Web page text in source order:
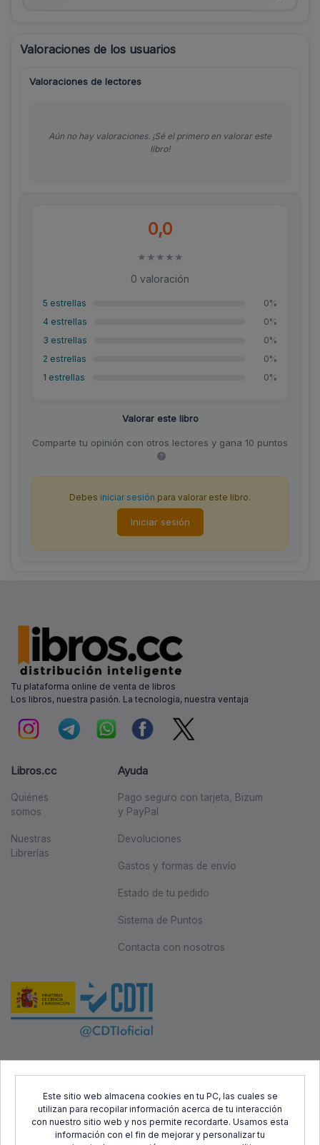
Este sitio web almacena cookies en tu PC, las cuales se
utilizan para recopilar información acerca de tu interacción
con nuestro sitio web y nos permite recordarte. Usamos esta
información con el fin de mejorar y personalizar tu
Valoraciones de los usuarios
0,0
★ ★ ★ ★ ★
0 valoración
5 estrellas
0%
4 estrellas
0%
3 estrellas
0%
2 estrellas
0%
1 estrellas
0%
Valorar este libro
Comparte tu opinión con otros lectores y gana 10 puntos
Debes iniciar sesión para valorar este libro.
Iniciar sesión
Valoraciones de lectores
Aún no hay valoraciones. ¡Sé el primero en valorar este
libro!
Tu plataforma online de venta de libros
Los libros, nuestra pasión. La tecnología, nuestra ventaja
Libros.cc
Quiénes
somos
Nuestras
Librerías
Ayuda
Pago seguro con tarjeta, Bizum
y PayPal
Devoluciones
Gastos y formas de envío
Estado de tu pedido
Sistema de Puntos
Contacta con nosotros
Desarrollo Regional (FEDER) y el Centro para el Desarrollo
Tecnológico Industrial (CDTI), con el objetivo de promover el
desarrollo tecnológico, la innovación y una investigación de